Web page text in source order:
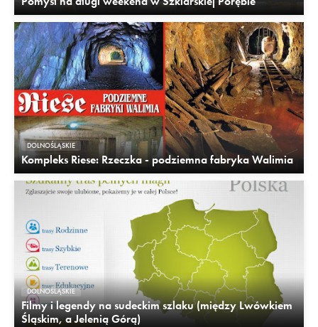
DOLNOŚLĄSKIE
Kompleks Riese: Rzeczka - podziemna fabryka Walimia
DOLNOŚLĄSKIE
Filmy i legendy na sudeckim szlaku (między Lwówkiem
Śląskim, a Jelenią Górą)